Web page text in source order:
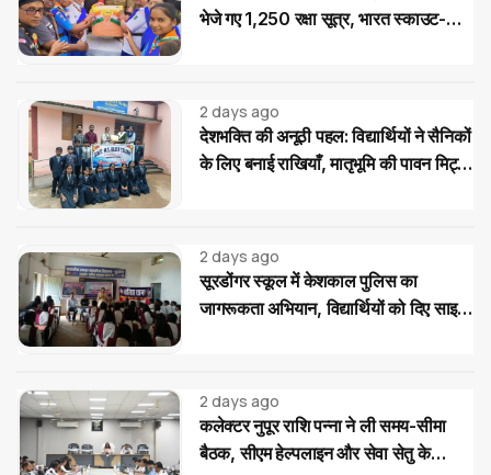
भेजे गए 1,250 रक्षा सूत्र, भारत स्काउट-
2 days ago
देशभक्ति की अनूठी पहल: विद्यार्थियों ने सैनिकों
के लिए बनाई राखियाँ, मातृभूमि की पावन मिट्टी
2 days ago
सूरडोंगर स्कूल में केशकाल पुलिस का
जागरूकता अभियान, विद्यार्थियों को दिए साइबर
2 days ago
कलेक्टर नुपूर राशि पन्ना ने ली समय-सीमा
बैठक, सीएम हेल्पलाइन और सेवा सेतु के